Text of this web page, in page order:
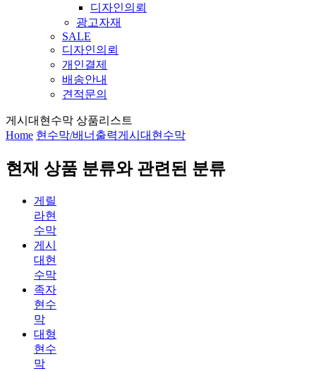
디자인의뢰
광고자재
SALE
디자인의뢰
개인결제
배송안내
견적문의
게시대현수막 상품리스트
Home 현수막/배너출력게시대현수막
현재 상품 분류와 관련된 분류
게릴
라현
수막
게시
대현
수막
족자
현수
막
대형
현수
막